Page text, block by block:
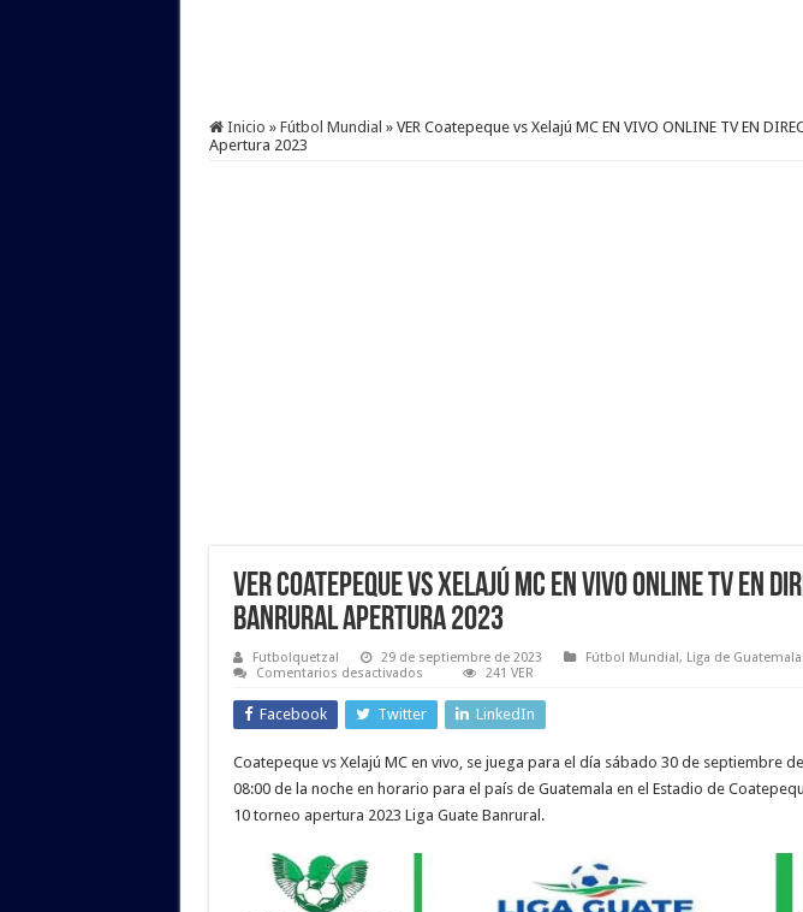
Inicio » Fútbol Mundial » VER Coatepeque vs Xelajú MC EN VIVO ONLINE TV EN
Apertura 2023
VER Coatepeque vs Xelajú MC EN VIVO ONLINE TV EN
Banrural Apertura 2023
Futbolquetzal 29 de septiembre de 2023 Fútbol Mundial, Liga de Guatemala
Comentarios desactivadosen
Coatepeque
vs
Xelajú
EN
ONLINE
TV
EN
241 VER
Facebook Twitter LinkedIn
Coatepeque vs Xelajú MC en vivo, se juega para el día sábado 30 de septiembre
08:00 de la noche en horario para el país de Guatemala en el Estadio de
10 torneo apertura 2023 Liga Guate Banrural.